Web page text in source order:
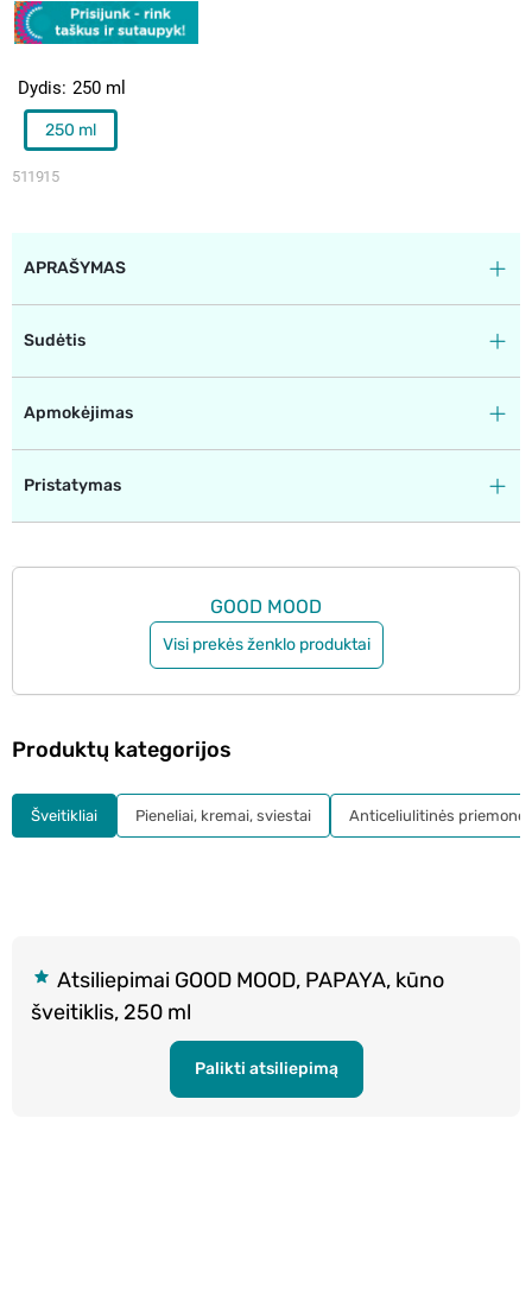
511915
Dydis 250 ml
250 ml
APRAŠYMAS
Sudėtis
Apmokėjimas
Pristatymas
GOOD MOOD
Visi prekės ženklo produktai
Atsiliepimai GOOD MOOD, PAPAYA, kūno
šveitiklis, 250 ml
Palikti atsiliepimą
Produktų kategorijos
Šveitikliai Pieneliai, kremai, sviestai Anticeliulitinės